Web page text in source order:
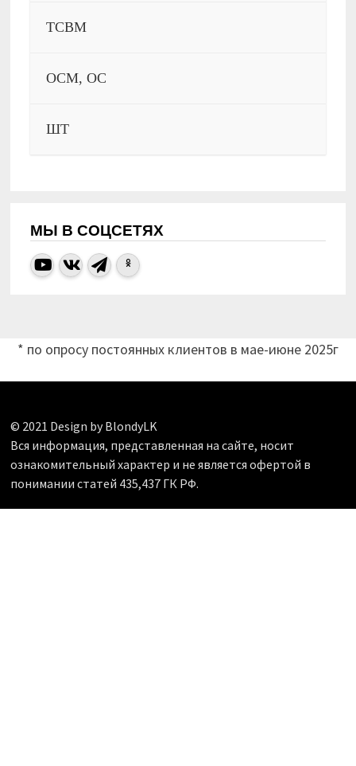
ТСВМ
ОСМ, ОС
ШТ
МЫ В СОЦСЕТЯХ
* по опросу постоянных клиентов в мае-июне 2025г
© 2021 Design by BlondyLK
Вся информация, представленная на сайте, носит
ознакомительный характер и не является офертой в
понимании статей 435,437 ГК РФ.